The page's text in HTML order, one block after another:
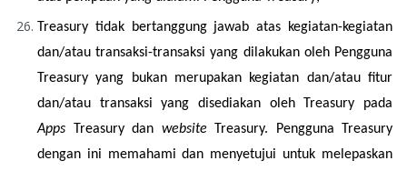
Treasury tidak bertanggung jawab atas kegiatan-kegiatan
dan/atau transaksi-transaksi yang dilakukan oleh Pengguna
Treasury yang bukan merupakan kegiatan dan/atau fitur
Apps Treasury dan website Treasury. Pengguna Treasury
dengan ini memahami dan menyetujui untuk melepaskan